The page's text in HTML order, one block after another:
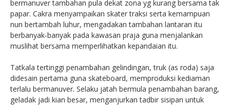
bermanuver tambahan pula dekat zona yg kurang bersama tak
papar. Cakra menyampaikan skater traksi serta kemampuan
nun bertambah luhur, mengadakan tambahan lantaran itu
berbanyak-banyak pada kawasan praja guna menjalankan
muslihat bersama memperlihatkan kepandaian itu.
Tatkala tertinggi penambahan gelindingan, truk (as roda) saja
didesain pertama guna skateboard, memproduksi kediaman
terlalu bermanuver. Selaku jatah bermula penambahan barang,
geladak jadi kian besar, menganjurkan tadbir sisipan untuk